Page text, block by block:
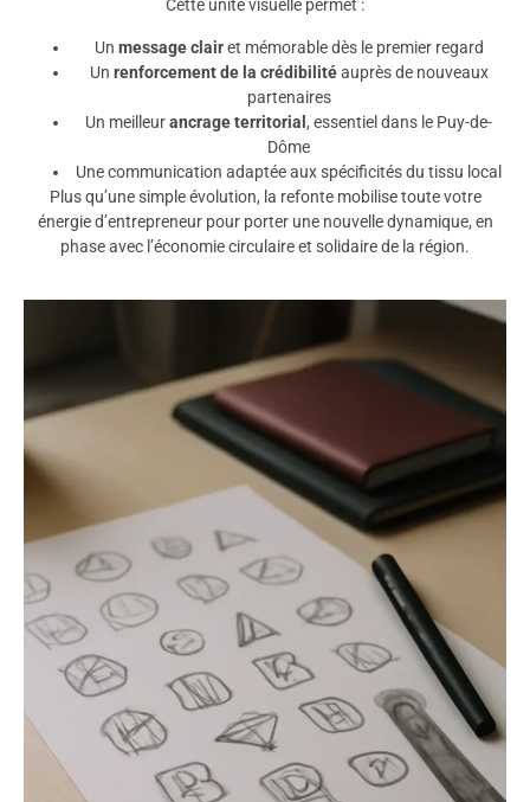
Cette unité visuelle permet :
Un message clairet mémorable dès le premier regard
Un renforcement de la crédibilitéauprès de nouveaux
partenaires
Un meilleurancrage territorial , essentiel dans le Puy-de-
Dôme
Une communication adaptée aux spécificités du tissu local
Plus qu’une simple évolution, la refonte mobilise toute votre
énergie d’entrepreneur pour porter une nouvelle dynamique, en
phase avec l’économie circulaire et solidaire de la région.